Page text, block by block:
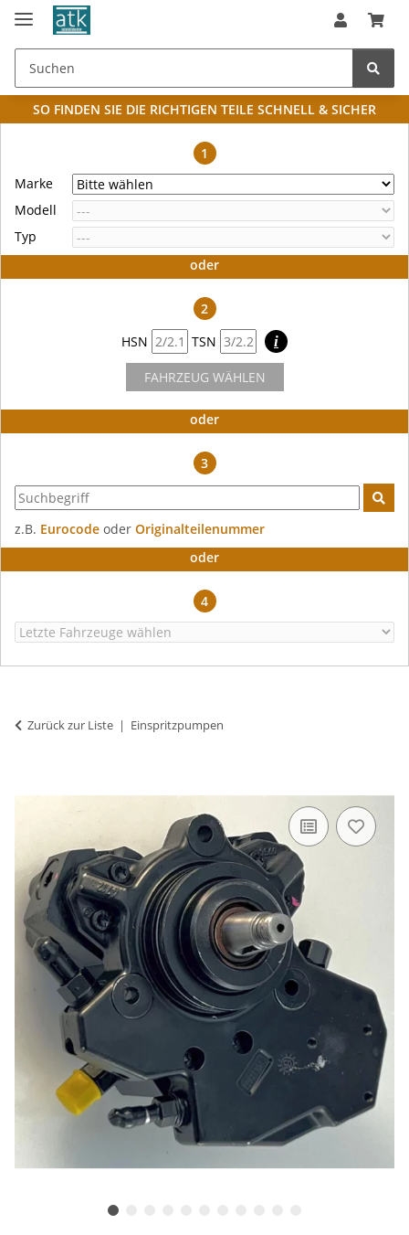
SO FINDEN SIE DIE RICHTIGEN TEILE SCHNELL & SICHER
1
Marke
Modell
Typ
oder
2
HSN
TSN i
FAHRZEUG WÄHLEN
oder
3
z.B. Eurocode oder Originalteilenummer
oder
4
Zurück zur Liste Einspritzpumpen